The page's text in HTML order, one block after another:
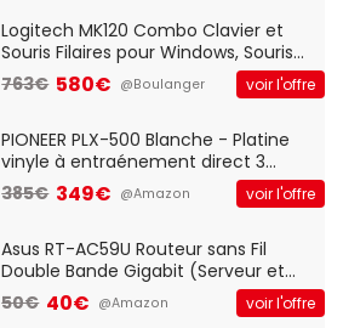
QWERTY UK - Noir
Logitech MK120 Combo Clavier et
Souris Filaires pour Windows, Souris
Optique Filaire, Connexion USB Plug
And Play, Confortable, Taille
QWERTY UK - Noir
763€ 580€ @Boulanger voir l'offre
PIONEER PLX-500 Blanche - Platine
vinyle à entraénement direct 3
vitesses (33-45-78 trs/min) avec
pre-ampli intégré et port USB
385€ 349€ @Amazon voir l'offre
Asus RT-AC59U Routeur sans Fil
Double Bande Gigabit (Serveur et
Client VPN, Triple Vlan, Mode Point
d'accès et Bridge, contrôle Parental,
50€ 40€ @Amazon voir l'offre